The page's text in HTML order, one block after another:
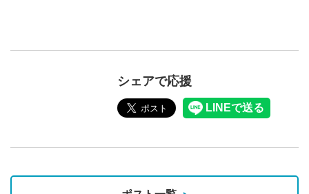
シェアで応援